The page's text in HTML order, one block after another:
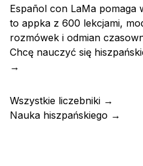
Español con LaMa pomaga
to appka z 600 lekcjami,
rozmówek i odmian
Chcę nauczyć się
→
Wszystkie liczebniki →
Nauka hiszpańskiego →